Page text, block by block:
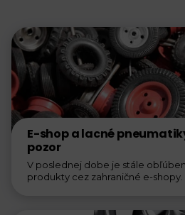
E-shop a lacné
pozor
V poslednej dobe je stále
produkty cez zahraničné e-shopy.